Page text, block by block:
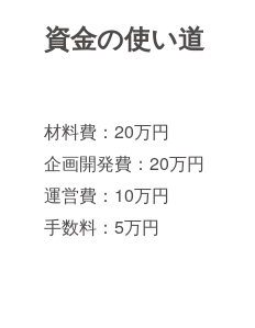
資金の使い道
材料費：20万円
企画開発費：20万円
運営費：10万円
手数料：5万円